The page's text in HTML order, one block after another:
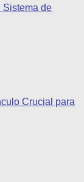
Sistema de
Crucial para